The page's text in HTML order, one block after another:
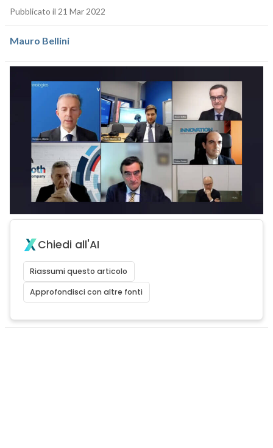
Pubblicato il 21 Mar 2022
Mauro Bellini
Chiedi all'AI
Riassumi questo articolo
Approfondisci con altre fonti